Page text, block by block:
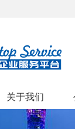
关于我们